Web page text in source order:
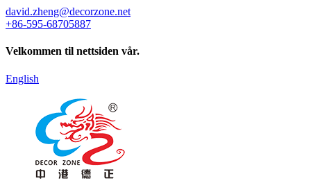
david.zheng@decorzone.net
+86-595-68705887
Velkommen til nettsiden vår.
English